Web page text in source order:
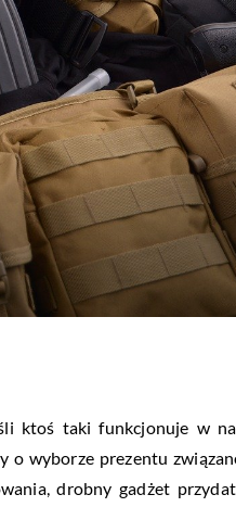
ktoś taki funkcjonuje w
o wyborze prezentu
drobny gadżet